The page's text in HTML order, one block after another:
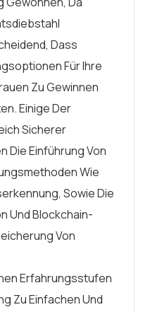
Dass
Für Ihre
Zu Gewinnen
Einige Der
Sicherer
Die Einführung Von
Wie
Sowie Die
Und Blockchain-
Von
Erfahrungsstufen
Zu Einfachen Und